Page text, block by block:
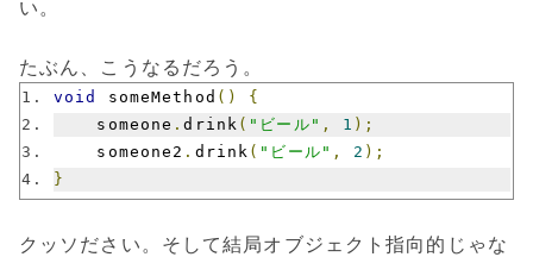
い。
たぶん、こうなるだろう。
void someMethod ()
{
    someone
.drink ( "ビール" , 1 );
    someone2
. drink ( "ビール" , 2 );
}
クッソださい。そして結局オブジェクト指向的じゃな